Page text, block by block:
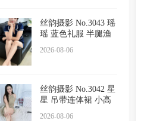
丝韵摄影 No.3043 瑶
瑶 蓝色礼服 半腿渔
2026-08-06
丝韵摄影 No.3042 星
星 吊带连体裙 小高
2026-08-06